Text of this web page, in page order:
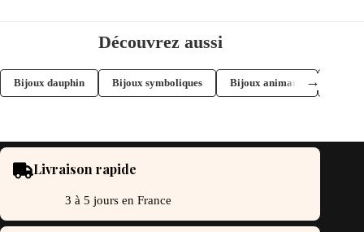
25.90 €.
7.77 €.Découvrez aussi
Bijoux dauphin Bijoux symboliques Bijoux animaux →
Livraison rapide
3 à 5 jours en France